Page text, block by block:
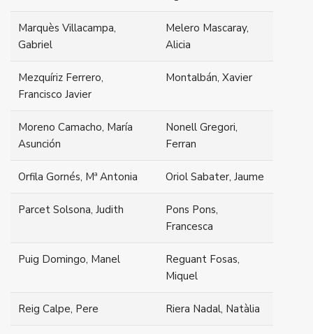
Marquès Villacampa,
Gabriel
Melero Mascaray,
Alicia
Mezquíriz Ferrero,
Francisco Javier
Montalbán, Xavier
Moreno Camacho, María
Asunción
Nonell Gregori,
Ferran
Orfila Gornés, Mª Antonia Oriol Sabater, Jaume
Parcet Solsona, Judith
Pons Pons,
Francesca
Puig Domingo, Manel
Reguant Fosas,
Miquel
Reig Calpe, Pere Riera Nadal, Natàlia